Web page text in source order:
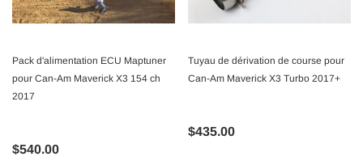
Pack d'alimentation ECU Maptuner
pour Can-Am Maverick X3 154 ch
2017
$540.00
Tuyau de dérivation de course pour
Can-Am Maverick X3 Turbo 2017+
$435.00